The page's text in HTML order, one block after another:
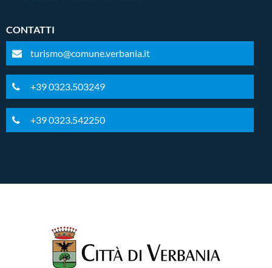
CONTATTI
turismo@comune.verbania.it
+39 0323.503249
+39 0323.542250